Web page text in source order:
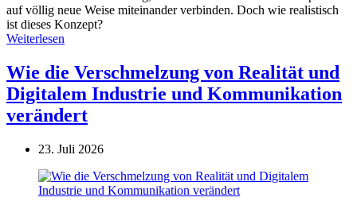
auf völlig neue Weise miteinander verbinden. Doch wie realistisch
ist dieses Konzept?
Weiterlesen
Wie die Verschmelzung von Realität und
Digitalem Industrie und Kommunikation
verändert
23. Juli 2026